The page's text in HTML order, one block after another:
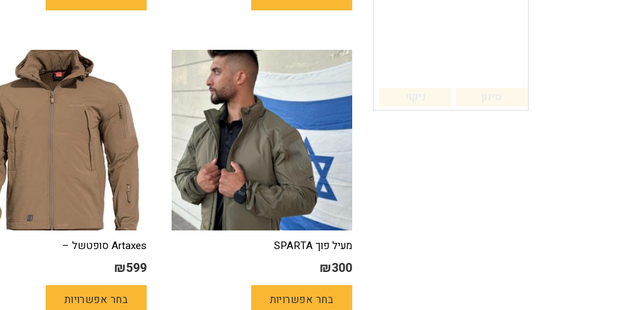
סוגים.
ניתן
לבחור
את
האפשרויות
בעמוד
המוצר
₪485.
₪420.
סוגים.
ניתן
לבחור
בעמוד
המוצר
מעיל פוך SPARTA
₪300
בחר אפשרויות
Artaxes סופטשל –
₪599
בחר אפשרויות